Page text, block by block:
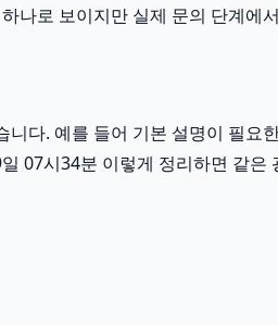
로 보이지만 실제 문의 단계에
다. 예를 들어 기본 설명이 필
07시34분 이렇게 정리하면 같